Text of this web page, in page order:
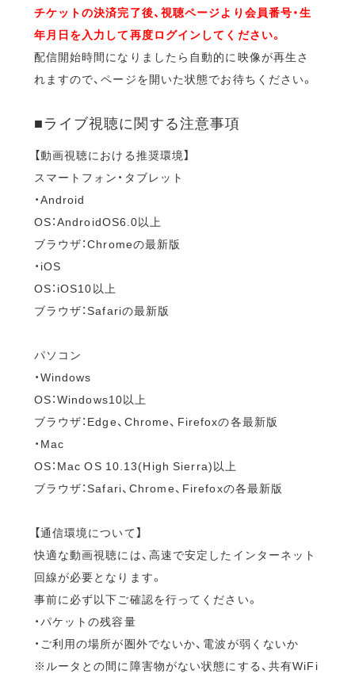
チケットの決済完了後、視聴ページより会員番号・生
年月日を入力して再度ログインしてください。
配信開始時間になりましたら自動的に映像が再生さ
れますので、ページを開いた状態でお待ちください。
■ライブ視聴に関する注意事項
【動画視聴における推奨環境】
スマートフォン・タブレット
・Android
OS：AndroidOS6.0以上
ブラウザ：Chromeの最新版
・iOS
OS：iOS10以上
ブラウザ：Safariの最新版
パソコン
・Windows
OS：Windows10以上
ブラウザ：Edge、Chrome、Firefoxの各最新版
・Mac
OS：Mac OS 10.13(High Sierra)以上
ブラウザ：Safari、Chrome、Firefoxの各最新版
【通信環境について】
快適な動画視聴には、高速で安定したインターネット
回線が必要となります。
事前に必ず以下ご確認を行ってください。
・パケットの残容量
・ご利用の場所が圏外でないか、電波が弱くないか
※ルータとの間に障害物がない状態にする、共有WiFi